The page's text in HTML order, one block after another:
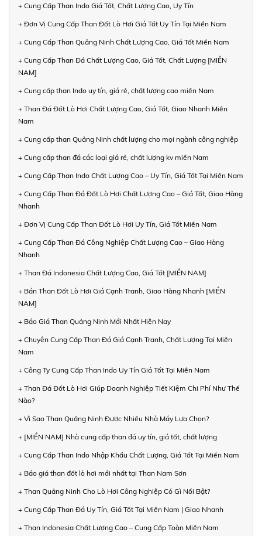
+ Cung Cấp Than Indo Giá Tốt, Chất Lượng Cao, Uy Tín
+ Đơn Vị Cung Cấp Than Đốt Lò Hơi Giá Tốt Uy Tín Tại Miền Nam
+ Cung Cấp Than Quảng Ninh Chất Lượng Cao, Giá Tốt Miền Nam
+ Cung Cấp Than Đá Chất Lượng Cao, Giá Tốt, Chất Lượng [MIỀN
NAM]
+ Cung cấp than Indo uy tín, giá rẻ, chất lượng cao miền Nam
+ Than Đá Đốt Lò Hơi Chất Lượng Cao, Giá Tốt, Giao Nhanh Miền
Nam
+ Cung cấp than Quảng Ninh chất lượng cho mọi ngành công nghiệp
+ Cung cấp than đá các loại giá rẻ, chất lượng kv miền Nam
+ Cung Cấp Than Indo Chất Lượng Cao – Uy Tín, Giá Tốt Tại Miền Nam
+ Cung Cấp Than Đá Đốt Lò Hơi Chất Lượng Cao – Giá Tốt, Giao Hàng
Nhanh
+ Đơn Vị Cung Cấp Than Đốt Lò Hơi Uy Tín, Giá Tốt Miền Nam
+ Cung Cấp Than Đá Công Nghiệp Chất Lượng Cao – Giao Hàng
Nhanh
+ Than Đá Indonesia Chất Lượng Cao, Giá Tốt [MIỀN NAM]
+ Bán Than Đốt Lò Hơi Giá Cạnh Tranh, Giao Hàng Nhanh [MIỀN
NAM]
+ Báo Giá Than Quảng Ninh Mới Nhất Hiện Nay
+ Chuyên Cung Cấp Than Đá Giá Cạnh Tranh, Chất Lượng Tại Miền
Nam
+ Công Ty Cung Cấp Than Indo Uy Tín Giá Tốt Tại Miền Nam
+ Than Đá Đốt Lò Hơi Giúp Doanh Nghiệp Tiết Kiệm Chi Phí Như Thế
Nào?
+ Vì Sao Than Quảng Ninh Được Nhiều Nhà Máy Lựa Chọn?
+ [MIỀN NAM] Nhà cung cấp than đá uy tín, giá tốt, chất lượng
+ Cung Cấp Than Indo Nhập Khẩu Chất Lượng, Giá Tốt Tại Miền Nam
+ Báo giá than đốt lò hơi mới nhất tại Than Nam Sơn
+ Than Quảng Ninh Cho Lò Hơi Công Nghiệp Có Gì Nổi Bật?
+ Cung Cấp Than Đá Uy Tín, Giá Tốt Tại Miền Nam | Giao Nhanh
+ Than Indonesia Chất Lượng Cao – Cung Cấp Toàn Miền Nam